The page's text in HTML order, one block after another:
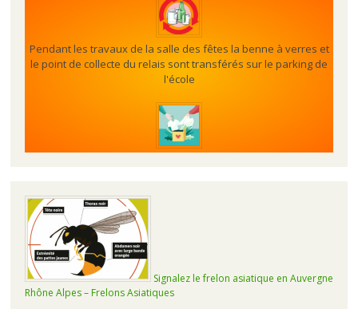
Pendant les travaux de la salle des fêtes la benne à verres et
le point de collecte du relais sont transférés sur le parking de
l'école
Signalez le frelon asiatique en Auvergne
Rhône Alpes – Frelons Asiatiques